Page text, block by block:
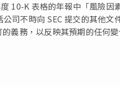
10-K 表格的年報中「風險因
司不時向 SEC 提交的其他文
義務，以反映其預期的任何